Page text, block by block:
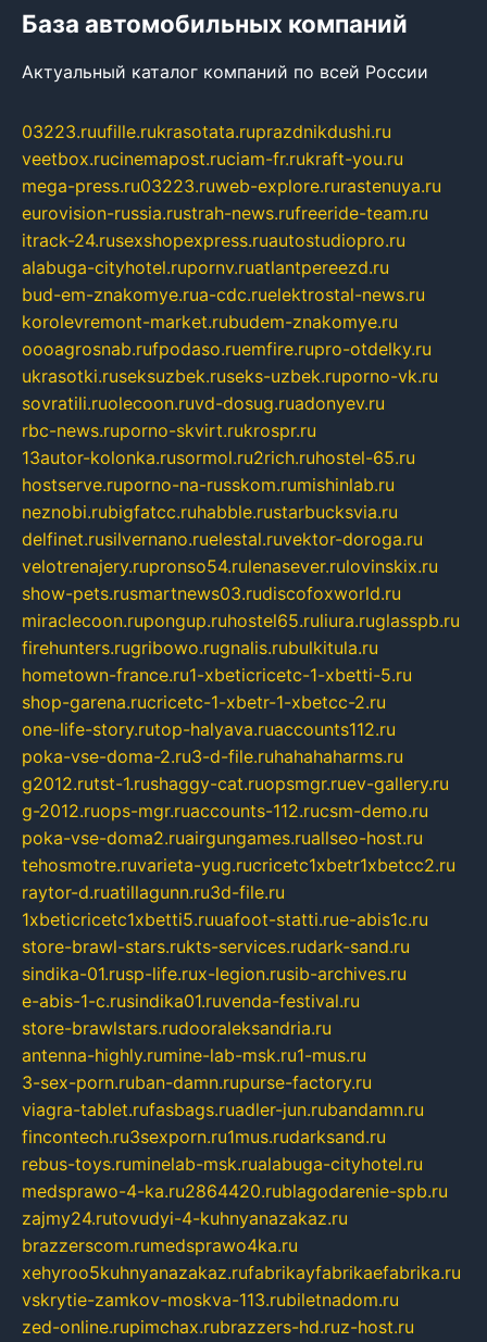
База автомобильных компаний
Актуальный каталог компаний по всей России
03223.ruufille.rukrasotata.ruprazdnikdushi.ru
veetbox.rucinemapost.ruciam-fr.rukraft-you.ru
mega-press.ru03223.ruweb-explore.rurastenuya.ru
eurovision-russia.rustrah-news.rufreeride-team.ru
itrack-24.rusexshopexpress.ruautostudiopro.ru
alabuga-cityhotel.rupornv.ruatlantpereezd.ru
bud-em-znakomye.rua-cdc.ruelektrostal-news.ru
korolevremont-market.rubudem-znakomye.ru
oooagrosnab.rufpodaso.ruemfire.rupro-otdelky.ru
ukrasotki.ruseksuzbek.ruseks-uzbek.ruporno-vk.ru
sovratili.ruolecoon.ruvd-dosug.ruadonyev.ru
rbc-news.ruporno-skvirt.rukrospr.ru
13autor-kolonka.rusormol.ru2rich.ruhostel-65.ru
hostserve.ruporno-na-russkom.rumishinlab.ru
neznobi.rubigfatcc.ruhabble.rustarbucksvia.ru
delfinet.rusilvernano.ruelestal.ruvektor-doroga.ru
velotrenajery.rupronso54.rulenasever.rulovinskix.ru
show-pets.rusmartnews03.rudiscofoxworld.ru
miraclecoon.rupongup.ruhostel65.ruliura.ruglasspb.ru
firehunters.rugribowo.rugnalis.rubulkitula.ru
hometown-france.ru1-xbeticricetc-1-xbetti-5.ru
shop-garena.rucricetc-1-xbetr-1-xbetcc-2.ru
one-life-story.rutop-halyava.ruaccounts112.ru
poka-vse-doma-2.ru3-d-file.ruhahahaharms.ru
g2012.rutst-1.rushaggy-cat.ruopsmgr.ruev-gallery.ru
g-2012.ruops-mgr.ruaccounts-112.rucsm-demo.ru
poka-vse-doma2.ruairgungames.ruallseo-host.ru
tehosmotre.ruvarieta-yug.rucricetc1xbetr1xbetcc2.ru
raytor-d.ruatillagunn.ru3d-file.ru
1xbeticricetc1xbetti5.ruuafoot-statti.rue-abis1c.ru
store-brawl-stars.rukts-services.rudark-sand.ru
sindika-01.rusp-life.rux-legion.rusib-archives.ru
e-abis-1-c.rusindika01.ruvenda-festival.ru
store-brawlstars.rudooraleksandria.ru
antenna-highly.rumine-lab-msk.ru1-mus.ru
3-sex-porn.ruban-damn.rupurse-factory.ru
viagra-tablet.rufasbags.ruadler-jun.rubandamn.ru
fincontech.ru3sexporn.ru1mus.rudarksand.ru
rebus-toys.ruminelab-msk.rualabuga-cityhotel.ru
medsprawo-4-ka.ru2864420.rublagodarenie-spb.ru
zajmy24.rutovudyi-4-kuhnyanazakaz.ru
brazzerscom.rumedsprawo4ka.ru
xehyroo5kuhnyanazakaz.rufabrikayfabrikaefabrika.ru
vskrytie-zamkov-moskva-113.rubiletnadom.ru
zed-online.rupimchax.rubrazzers-hd.ruz-host.ru